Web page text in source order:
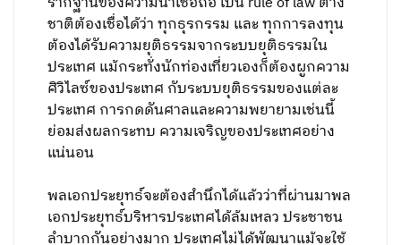
ชาติต้องเชื่อได้ว่า ทุกธุรกรรม และ ทุกการลงทุน
ต้องได้รับความยุติธรรมจากระบบยุติธรรมใน
ประเทศ แม้กระทั่งนักท่องเที่ยวเองก็ต้องผูกความ
ศิวิไลซ์ของประเทศ กับระบบยุติธรรมของแต่ละ
ประเทศ การกดดันศาลและความพยายามเช่นนี้
ย่อมส่งผลกระทบ ความเจริญของประเทศอย่าง
แน่นอน
พลเอกประยุทธ์จะต้องสำนึกได้แล้วว่าที่ผ่านมาพล
เอกประยุทธ์บริหารประเทศได้ล้มเหลว ประชาชน
ลำบากกันอย่างมาก ประเทศไม่ได้พัฒนาแม้จะใช้